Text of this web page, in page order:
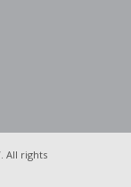
All rights